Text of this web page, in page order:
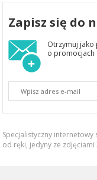
Zapisz się do
Otrzymuj jako
o promocjach
Specjalistyczny
od ręki, jedyny ze zdjęciami